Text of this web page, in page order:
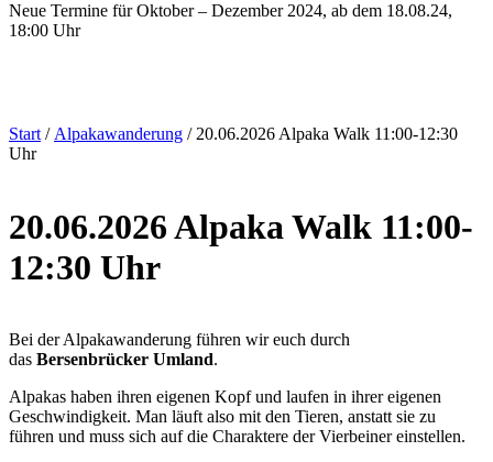
Neue Termine für Oktober – Dezember 2024, ab dem 18.08.24,
18:00 Uhr
Start / Alpakawanderung / 20.06.2026 Alpaka Walk 11:00-12:30
Uhr
20.06.2026 Alpaka Walk 11:00-
12:30 Uhr
Bei der Alpakawanderung führen wir euch durch
das Bersenbrücker Umland.
Alpakas haben ihren eigenen Kopf und laufen in ihrer eigenen
Geschwindigkeit. Man läuft also mit den Tieren, anstatt sie zu
führen und muss sich auf die Charaktere der Vierbeiner einstellen.